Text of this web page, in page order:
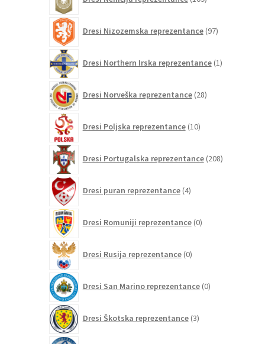
izdelkov
Dresi Nizozemska reprezentance 97izdelkov
Dresi Northern Irska reprezentance 1izdelek
Dresi Norveška reprezentance 28izdelkov
Dresi Poljska reprezentance 10izdelkov
Dresi Portugalska reprezentance 208izdelkov
Dresi puran reprezentance 4izdelki
Dresi Romuniji reprezentance 0izdelkov
Dresi Rusija reprezentance 0izdelkov
Dresi San Marino reprezentance 0izdelkov
Dresi Škotska reprezentance 3izdelki